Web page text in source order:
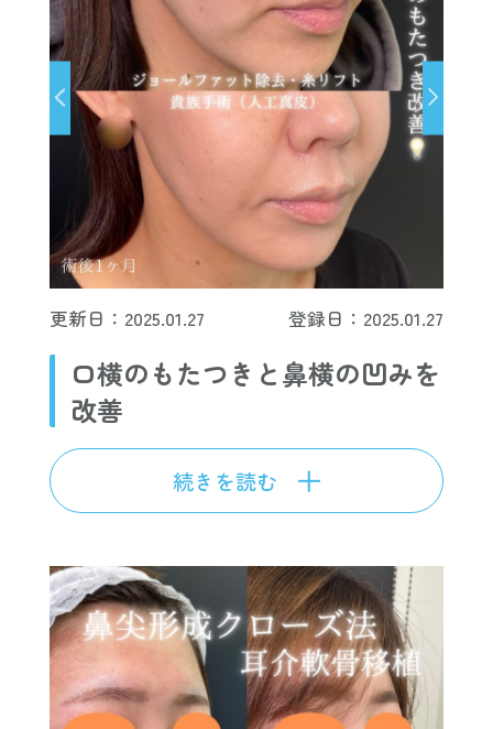
更新日：2025.01.27 登録日：2025.01.27
口横のもたつきと鼻横の凹みを
改善
続きを読む